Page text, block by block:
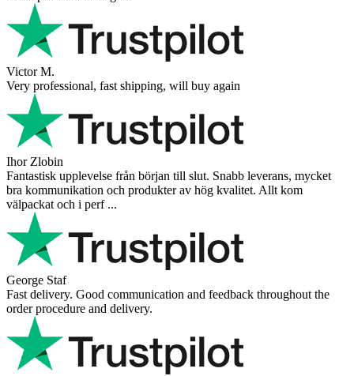
Victor M.
Very professional, fast shipping, will buy again
Ihor Zlobin
Fantastisk upplevelse från början till slut. Snabb leverans, mycket
bra kommunikation och produkter av hög kvalitet. Allt kom
välpackat och i perf ...
George Staf
Fast delivery. Good communication and feedback throughout the
order procedure and delivery.